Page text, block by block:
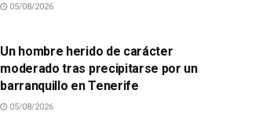
05/08/2026
Un hombre herido de carácter
moderado tras precipitarse por un
barranquillo en Tenerife
05/08/2026